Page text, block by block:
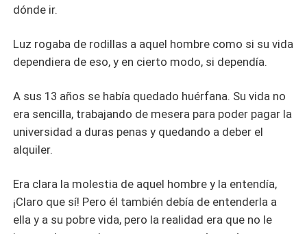
dónde ir.
Luz rogaba de rodillas a aquel hombre como si su vida
dependiera de eso, y en cierto modo, si dependía.
A sus 13 años se había quedado huérfana. Su vida no
era sencilla, trabajando de mesera para poder pagar la
universidad a duras penas y quedando a deber el
alquiler.
Era clara la molestia de aquel hombre y la entendía,
¡Claro que sí! Pero él también debía de entenderla a
ella y a su pobre vida, pero la realidad era que no le